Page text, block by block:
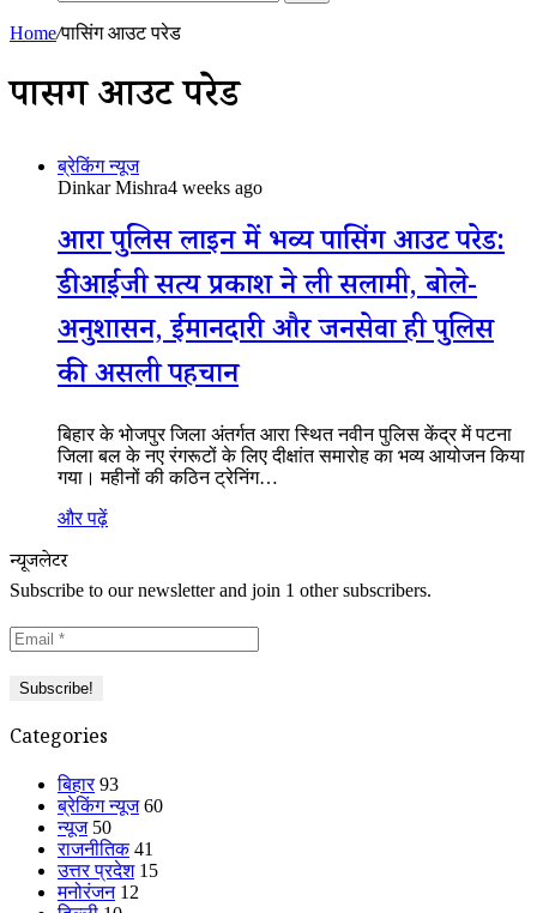
Home/पासिंग आउट परेड
पासिंग आउट परेड
ब्रेकिंग न्यूज
Dinkar Mishra4 weeks ago
आरा पुलिस लाइन में भव्य पासिंग आउट परेड:
डीआईजी सत्य प्रकाश ने ली सलामी, बोले-
अनुशासन, ईमानदारी और जनसेवा ही पुलिस
की असली पहचान
बिहार के भोजपुर जिला अंतर्गत आरा स्थित नवीन पुलिस केंद्र में पटना
जिला बल के नए रंगरूटों के लिए दीक्षांत समारोह का भव्य आयोजन किया
गया। महीनों की कठिन ट्रेनिंग…
और पढ़ें
न्यूजलेटर
Subscribe to our newsletter and join 1 other subscribers.
Categories
बिहार 93
ब्रेकिंग न्यूज 60
न्यूज 50
राजनीतिक 41
उत्तर प्रदेश 15
मनोरंजन 12